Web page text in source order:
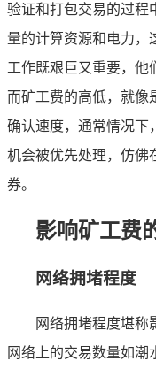
验证和打包交易的过程
量的计算资源和电力，
工作既艰巨又重要，他
而矿工费的高低，就像
确认速度，通常情况下
机会被优先处理，仿佛
券。
影响矿工费
网络拥堵程度
网络拥堵程度堪称
网络上的交易数量如潮